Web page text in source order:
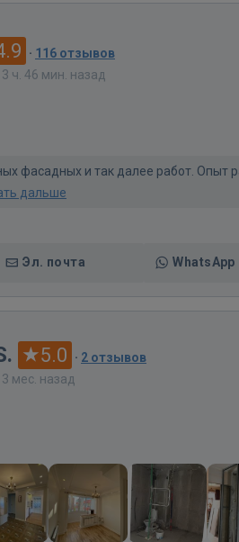
· 116 отзывов
ч. 46 мин. назад
фасадных и так далее работ. Опыт
дальше
Эл. почта WhatsApp
5.0 · 2 отзывов
мес. назад